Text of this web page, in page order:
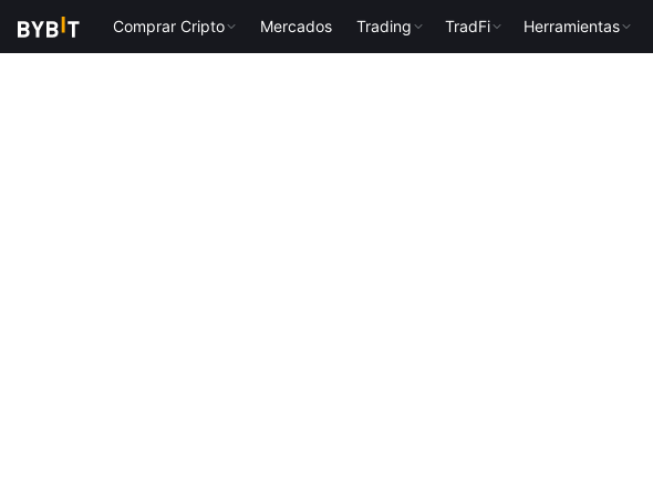
Comprar Cripto Mercados Trading TradFi Herramientas